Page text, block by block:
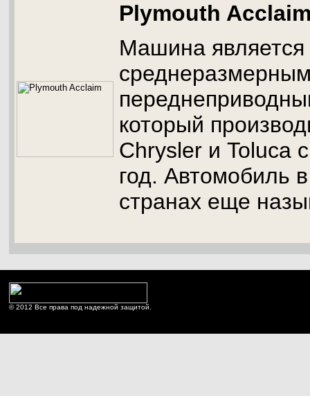
Plymouth
Машина является
который
Chrysler и Toluca
год. Автомобиль
странах еще
© 2012 Все права под надежной защитой.